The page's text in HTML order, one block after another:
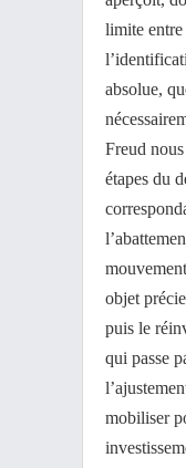
limite entre
absolue,
Freud
étapes du
objet
puis le
qui passe
mobiliser